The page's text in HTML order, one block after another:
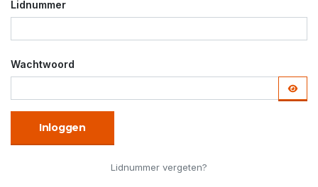
Lidnummer
Wachtwoord
Inloggen
Lidnummer vergeten?